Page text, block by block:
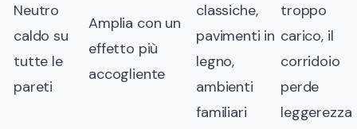
Neutro
caldo su
tutte le
pareti
Amplia con un
effetto più
accogliente
classiche,
pavimenti in
legno,
ambienti
familiari
troppo
carico, il
corridoio
perde
leggerezza